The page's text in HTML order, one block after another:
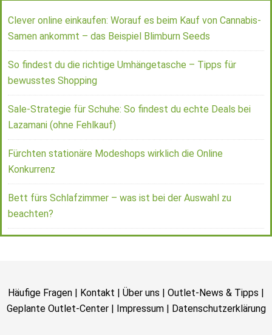
Clever online einkaufen: Worauf es beim Kauf von Cannabis-
Samen ankommt – das Beispiel Blimburn Seeds
So findest du die richtige Umhängetasche – Tipps für
bewusstes Shopping
Sale-Strategie für Schuhe: So findest du echte Deals bei
Lazamani (ohne Fehlkauf)
Fürchten stationäre Modeshops wirklich die Online
Konkurrenz
Bett fürs Schlafzimmer – was ist bei der Auswahl zu
beachten?
Häufige Fragen | Kontakt | Über uns | Outlet-News & Tipps |
Geplante Outlet-Center| Impressum| Datenschutzerklärung